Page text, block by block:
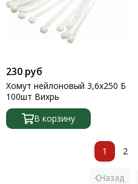
230 руб
Хомут нейлоновый 3,6х250 Б
100шт Вихрь
В корзину
Назад
1 2